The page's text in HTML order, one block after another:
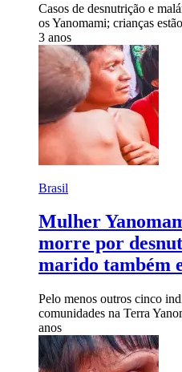
Casos de desnutrição e
os Yanomami; crianças
3 anos
Brasil
Mulher
morre por
marido também
Pelo menos outros cinco
comunidades na Terra
anos